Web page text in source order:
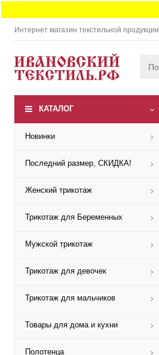
Интернет магазин текстильной продукции
КАТАЛОГ
Новинки
Последний размер, СКИДКА!
Женский трикотаж
Трикотаж для Беременных
Мужской трикотаж
Трикотаж для девочек
Трикотаж для мальчиков
Товары для дома и кухни
Полотенца